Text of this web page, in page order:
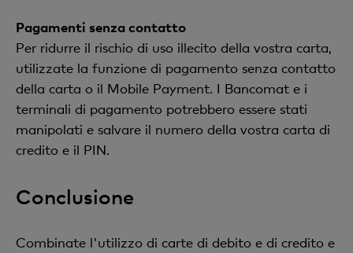
Pagamenti senza contatto
Per ridurre il rischio di uso illecito della vostra carta,
utilizzate la funzione di pagamento senza contatto
della carta o il Mobile Payment. I Bancomat e i
terminali di pagamento potrebbero essere stati
manipolati e salvare il numero della vostra carta di
credito e il PIN.
Conclusione
Combinate l'utilizzo di carte di debito e di credito e